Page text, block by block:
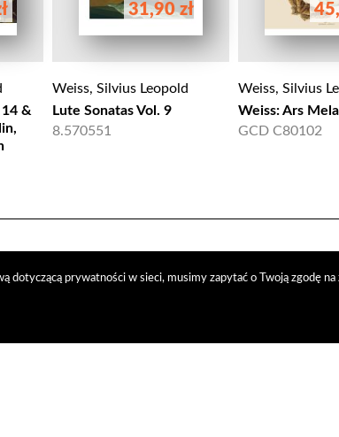
dotyczącą prywatności w sieci, musimy zapytać o Twoją zgodę
14 &
31,90 zł
Weiss, Silvius Leopold
Lute Sonatas Vol. 9
8.570551
Weiss, Silvius
Weiss: Ars
GCD C80102